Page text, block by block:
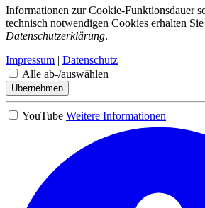
Informationen zur Cookie-Funktionsdauer
technisch notwendigen Cookies erhalten
Datenschutzerklärung.
Impressum | Datenschutz
Alle ab-/auswählen
Übernehmen
YouTube Weitere Informationen